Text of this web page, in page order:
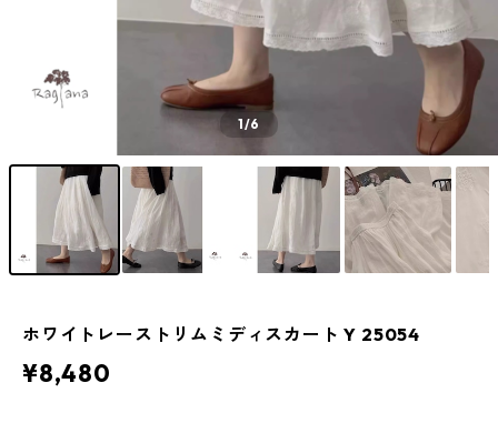
1/6
ホワイトレーストリムミディスカート Y 25054
¥8,480